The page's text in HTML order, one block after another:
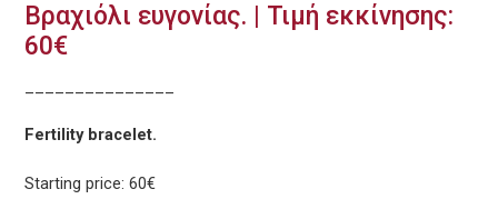
Βραχιόλι ευγονίας. | Τιμή εκκίνησης:
60€
Fertility bracelet.
Starting price: 60€